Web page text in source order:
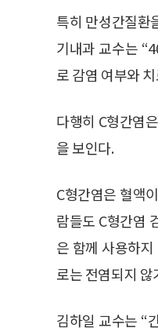
특히 만성간질환
기내과 교수는
로 감염 여부와
다행히 C형간염
을 보인다.
C형간염은 혈액
람들도 C형간염
은 함께 사용하
로는 전염되지 않
김하일 교수는 “